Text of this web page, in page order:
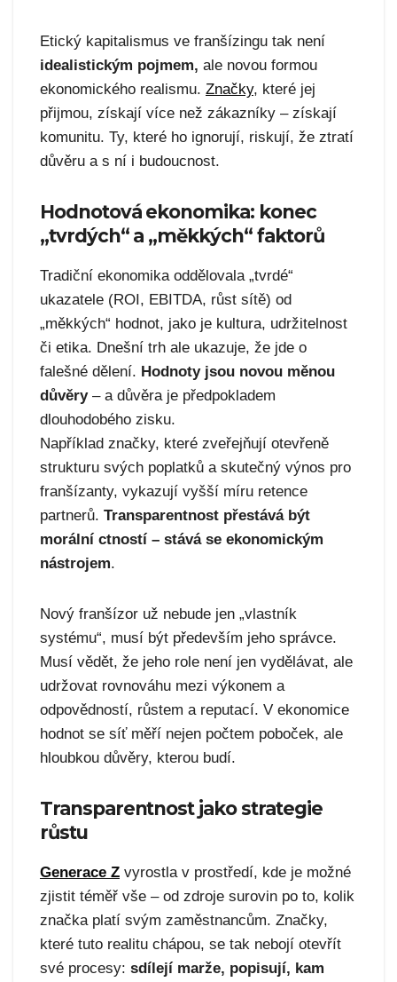
Etický kapitalismus ve franšízingu tak není
idealistickým pojmem, ale novou formou
ekonomického realismu. Značky, které jej
přijmou, získají více než zákazníky – získají
komunitu. Ty, které ho ignorují, riskují, že ztratí
důvěru a s ní i budoucnost.
Hodnotová ekonomika: konec
„tvrdých“ a „měkkých“ faktorů
Tradiční ekonomika oddělovala „tvrdé“
ukazatele (ROI, EBITDA, růst sítě) od
„měkkých“ hodnot, jako je kultura, udržitelnost
či etika. Dnešní trh ale ukazuje, že jde o
falešné dělení. Hodnoty jsou novou měnou
důvěry– a důvěra je předpokladem
dlouhodobého zisku.
Například značky, které zveřejňují otevřeně
strukturu svých poplatků a skutečný výnos pro
franšízanty, vykazují vyšší míru retence
partnerů. Transparentnost přestává být
morální ctností – stává se ekonomickým
nástrojem.
Nový franšízor už nebude jen „vlastník
systému“, musí být především jeho správce.
Musí vědět, že jeho role není jen vydělávat, ale
udržovat rovnováhu mezi výkonem a
odpovědností, růstem a reputací. V ekonomice
hodnot se síť měří nejen počtem poboček, ale
hloubkou důvěry, kterou budí.
Transparentnost jako strategie
růstu
Generace Z vyrostla v prostředí, kde je možné
zjistit téměř vše – od zdroje surovin po to, kolik
značka platí svým zaměstnancům. Značky,
které tuto realitu chápou, se tak nebojí otevřít
své procesy: sdílejí marže, popisují, kam